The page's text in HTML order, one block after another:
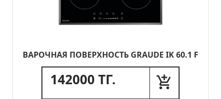
ВАРОЧНАЯ ПОВЕРХНОСТЬ GRAUDE IK 60.1 F
142000 ТГ.